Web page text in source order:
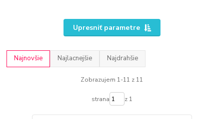
Upresniť parametre
Najnovšie Najlacnejšie Najdrahšie
Zobrazujem 1-11 z 11
strana z 1